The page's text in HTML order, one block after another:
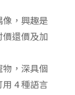
，興趣是
還價及加
，深具個
4 種語言